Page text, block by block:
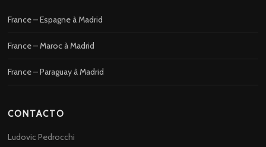
France – Espagne à Madrid
France – Maroc à Madrid
France – Paraguay à Madrid
CONTACTO
Ludovic Pedrocchi